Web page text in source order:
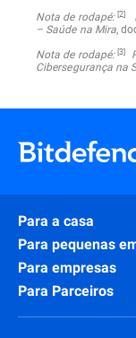
Nota de rodapé:[2]
– Saúde na Mira,
Nota de rodapé:[3]
Cibersegurança na
Para a casa
Para pequenas
Para empresas
Para Parceiros